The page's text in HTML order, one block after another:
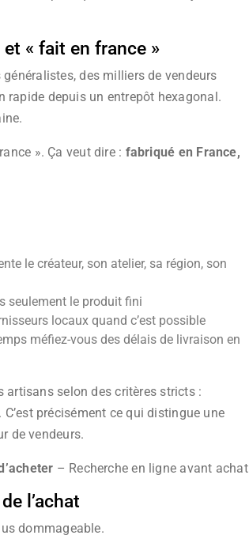
et « fait en france »
des milliers de vendeurs
depuis un entrepôt hexagonal.
». Ça veut dire : fabriqué en France,
le créateur, son atelier, sa région, son
seulement le produit fini
locaux quand c’est possible
méfiez-vous des délais de livraison en
artisans selon des critères stricts :
précisément ce qui distingue une
de vendeurs.
– Recherche en ligne avant achat
l’achat
dommageable.